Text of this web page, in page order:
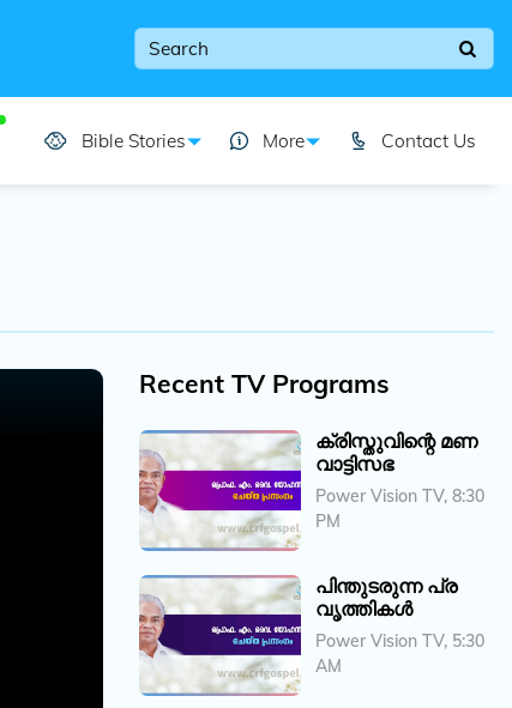
Bible Stories More Contact Us
Recent TV Programs
ക്രിസ്തുവിന്റെ മണ
വാട്ടിസഭ
Power Vision TV, 8:30
PM
പിന്തുടരുന്ന പ്ര
വൃത്തികൾ
Power Vision TV, 5:30
AM